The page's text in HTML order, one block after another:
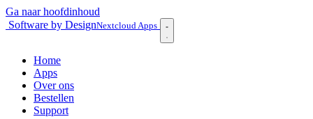
Ga naar hoofdinhoud
Software by DesignNextcloud Apps
Home
Apps
Over ons
Bestellen
Support